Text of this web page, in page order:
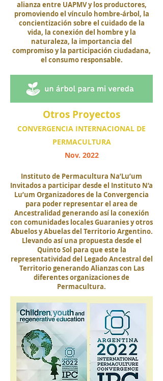
alianza entre UAPMV y los productores,
promoviendo el vínculo hombre-árbol, la
concientización sobre el cuidado de la
vida, la conexión del hombre y la
naturaleza, la importancia del
compromiso y la participación ciudadana,
el consumo responsable.
Otros Proyectos
CONVERGENCIA INTERNACIONAL DE
PERMACULTURA
Nov. 2022
Instituto de Permacultura Na’Lu’um
Invitados a participar desde el Instituto N’a
Lu’um Organizadores de la Convergencia
para poder representar el area de
Ancestralidad generando así la conexión
con comunidades locales Guaranies y otros
Abuelos y Abuelas del Territorio Argentino.
Llevando así una propuesta desde el
Quinto Sol para que este la
representatividad del Legado Ancestral del
Territorio generando Alianzas con Las
diferentes organizaciones de
Permacultura.